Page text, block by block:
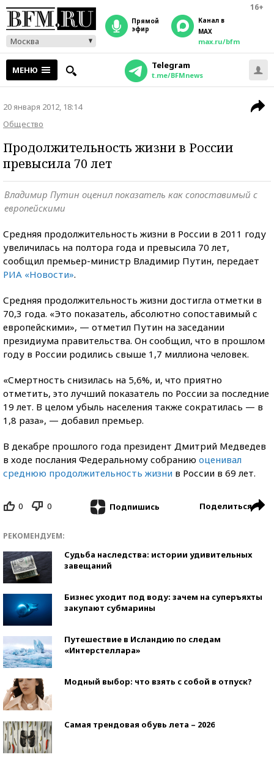
16+
Москва
прямой
эфир
Канал в
MAX
max.ru/bfm
МЕНЮ Telegram
t.me/BFMnews
20 января 2012, 18:14
Общество
Продолжительность жизни в России
превысила 70 лет
Владимир Путин оценил показатель как сопоставимый с
европейскими
Средняя продолжительность жизни в России в 2011 году
увеличилась на полтора года и превысила 70 лет,
сообщил премьер-министр Владимир Путин, передает
РИА «Новости».
Средняя продолжительность жизни достигла отметки в
70,3 года. «Это показатель, абсолютно сопоставимый с
европейскими», — отметил Путин на заседании
президиума правительства. Он сообщил, что в прошлом
году в России родились свыше 1,7 миллиона человек.
«Смертность снизилась на 5,6%, и, что приятно
отметить, это лучший показатель по России за последние
19 лет. В целом убыль населения также сократилась — в
1,8 раза», — добавил премьер.
В декабре прошлого года президент Дмитрий Медведев
в ходе послания Федеральному собранию оценивал
среднюю продолжительность жизни в России в 69 лет.
0 0 Подпишись Поделиться
РЕКОМЕНДУЕМ:
Судьба наследства: истории удивительных
завещаний
Бизнес уходит под воду: зачем на суперъяхты
закупают субмарины
Путешествие в Исландию по следам
«Интерстеллара»
Модный выбор: что взять с собой в отпуск?
Самая трендовая обувь лета – 2026